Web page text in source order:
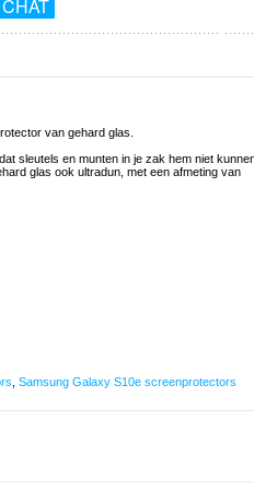
van gehard glas.
sleutels en munten in je zak hem niet
glas ook ultradun, met een afmeting van
Samsung Galaxy S10e screenprotectors